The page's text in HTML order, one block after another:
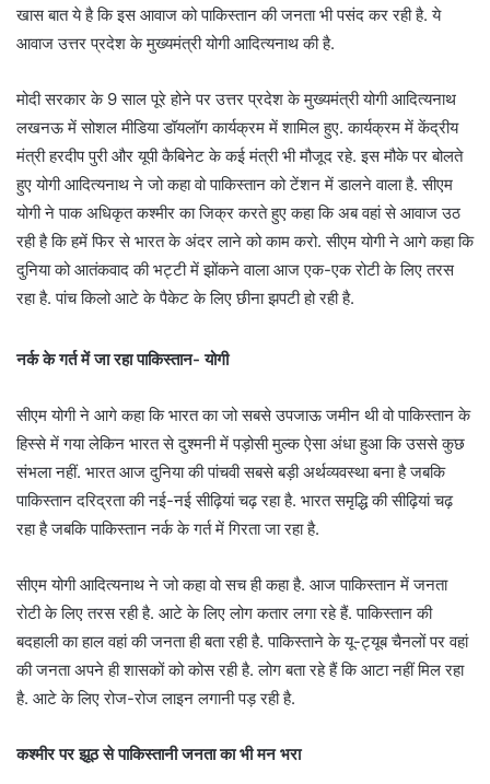
खास बात ये है कि इस आवाज को पाकिस्तान की जनता भी पसंद कर रही है. ये
आवाज उत्तर प्रदेश के मुख्यमंत्री योगी आदित्यनाथ की है.
मोदी सरकार के 9 साल पूरे होने पर उत्तर प्रदेश के मुख्यमंत्री योगी आदित्यनाथ
लखनऊ में सोशल मीडिया डॉयलॉग कार्यक्रम में शामिल हुए. कार्यक्रम में केंद्रीय
मंत्री हरदीप पुरी और यूपी कैबिनेट के कई मंत्री भी मौजूद रहे. इस मौके पर बोलते
हुए योगी आदित्यनाथ ने जो कहा वो पाकिस्तान को टेंशन में डालने वाला है. सीएम
योगी ने पाक अधिकृत कश्मीर का जिक्र करते हुए कहा कि अब वहां से आवाज उठ
रही है कि हमें फिर से भारत के अंदर लाने को काम करो. सीएम योगी ने आगे कहा कि
दुनिया को आतंकवाद की भट्टी में झोंकने वाला आज एक-एक रोटी के लिए तरस
रहा है. पांच किलो आटे के पैकेट के लिए छीना झपटी हो रही है.
नर्क के गर्त में जा रहा पाकिस्तान- योगी
सीएम योगी ने आगे कहा कि भारत का जो सबसे उपजाऊ जमीन थी वो पाकिस्तान के
हिस्से में गया लेकिन भारत से दुश्मनी में पड़ोसी मुल्क ऐसा अंधा हुआ कि उससे कुछ
संभला नहीं. भारत आज दुनिया की पांचवी सबसे बड़ी अर्थव्यवस्था बना है जबकि
पाकिस्तान दरिद्रता की नई-नई सीढ़ियां चढ़ रहा है. भारत समृद्धि की सीढ़ियां चढ़
रहा है जबकि पाकिस्तान नर्क के गर्त में गिरता जा रहा है.
सीएम योगी आदित्यनाथ ने जो कहा वो सच ही कहा है. आज पाकिस्तान में जनता
रोटी के लिए तरस रही है. आटे के लिए लोग कतार लगा रहे हैं. पाकिस्तान की
बदहाली का हाल वहां की जनता ही बता रही है. पाकिस्ताने के यू-ट्यूब चैनलों पर वहां
की जनता अपने ही शासकों को कोस रही है. लोग बता रहे हैं कि आटा नहीं मिल रहा
है. आटे के लिए रोज-रोज लाइन लगानी पड़ रही है.
कश्मीर पर झूठ से पाकिस्तानी जनता का भी मन भरा